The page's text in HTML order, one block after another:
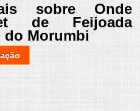
sobre Onde
de Feijoada
do Morumbi